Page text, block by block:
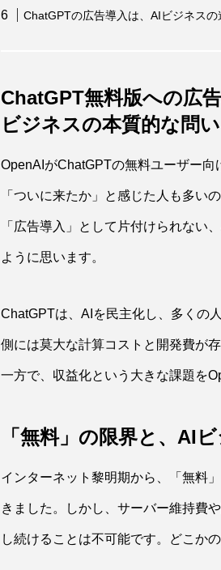
ChatGPTの広告導入は、AIビジネスの
ChatGPT無料版への広
ビジネスの本質的な問い
OpenAIがChatGPTの無料ユーザー向
「ついに来たか」と感じた人も多い
「広告導入」として片付けられない
ように思います。
ChatGPTは、AIを民主化し、多くの
側には莫大な計算コストと開発費が
一方で、収益化という大きな課題を
「無料」の限界と、AI
インターネット黎明期から、「無料
きました。しかし、サーバー維持費
し続けることは不可能です。どこか